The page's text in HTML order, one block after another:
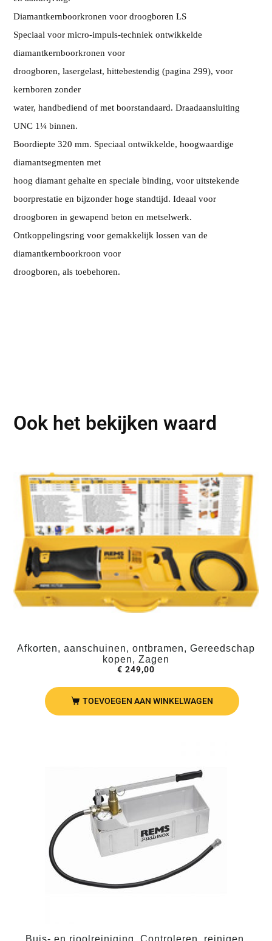
Diamantkernboorkronen voor droogboren LS
Speciaal voor micro-impuls-techniek ontwikkelde
diamantkernboorkronen voor
droogboren, lasergelast, hittebestendig (pagina 299), voor
kernboren zonder
water, handbediend of met boorstandaard. Draadaansluiting
UNC 1¼ binnen.
Boordiepte 320 mm. Speciaal ontwikkelde, hoogwaardige
diamantsegmenten met
hoog diamant gehalte en speciale binding, voor uitstekende
boorprestatie en bijzonder hoge standtijd. Ideaal voor
droogboren in gewapend beton en metselwerk.
Ontkoppelingsring voor gemakkelijk lossen van de
diamantkernboorkroon voor
droogboren, als toebehoren.
Ook het bekijken waard
Afkorten, aanschuinen, ontbramen, Gereedschap
kopen, Zagen
€ 249,00
TOEVOEGEN AAN WINKELWAGEN